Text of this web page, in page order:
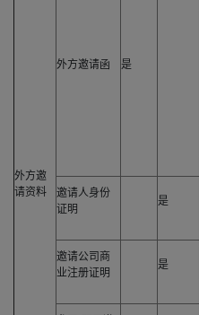
外方邀
请资料
外方邀请函 是
邀请人身份
证明
是
邀请公司商
业注册证明
是